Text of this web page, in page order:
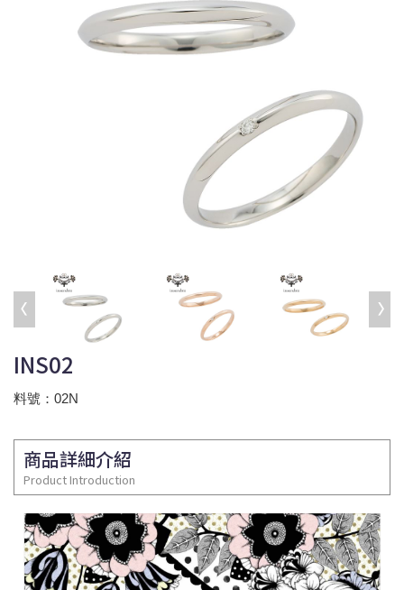
INS02
料號：02N
商品詳細介紹
Product Introduction